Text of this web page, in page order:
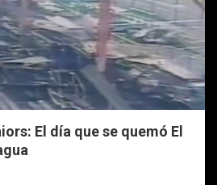
El día que se quemó El